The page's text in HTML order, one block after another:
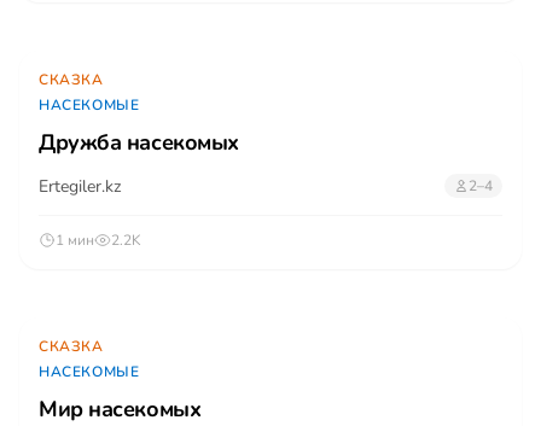
СКАЗКА
НАСЕКОМЫЕ
Дружба насекомых
Ertegiler.kz 2–4
1 мин 2.2K
СКАЗКА
НАСЕКОМЫЕ
Мир насекомых